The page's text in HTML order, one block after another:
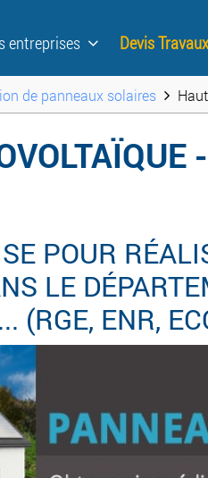
entreprises Devis Travaux
de panneaux solaires
POUR
LE
(RGE, ENR,